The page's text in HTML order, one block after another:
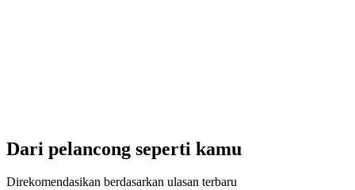
Dari pelancong seperti kamu
Direkomendasikan berdasarkan ulasan terbaru